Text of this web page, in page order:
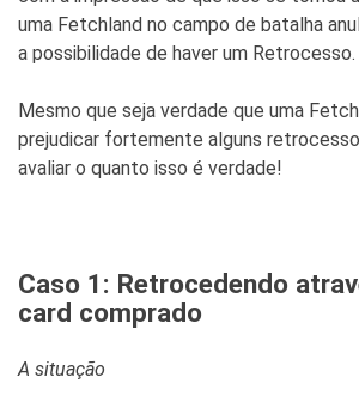
uma Fetchland no campo de batalha
a possibilidade de haver um Retrocesso.
Mesmo que seja verdade que uma
prejudicar fortemente alguns
avaliar o quanto isso é verdade!
Caso 1: Retrocedendo
card comprado
A situação